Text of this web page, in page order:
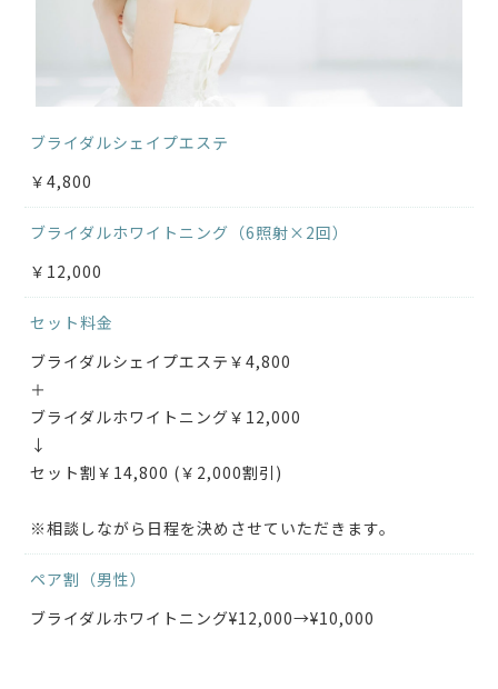
ブライダルシェイプエステ
￥4,800
ブライダルホワイトニング（6照射×2回）
￥12,000
セット料金
ブライダルシェイプエステ￥4,800
＋
ブライダルホワイトニング￥12,000
↓
セット割￥14,800 (￥2,000割引)
※相談しながら日程を決めさせていただきます。
ペア割（男性）
ブライダルホワイトニング¥12,000→¥10,000